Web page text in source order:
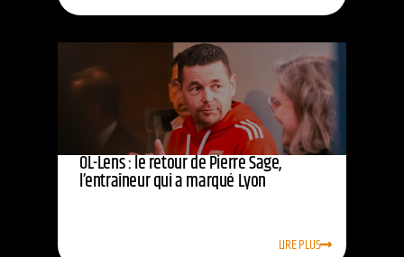
OL-Lens : le retour de Pierre Sage,
l’entraîneur qui a marqué Lyon
LIRE PLUS